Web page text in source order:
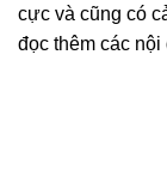
cực và cũng có
đọc thêm các